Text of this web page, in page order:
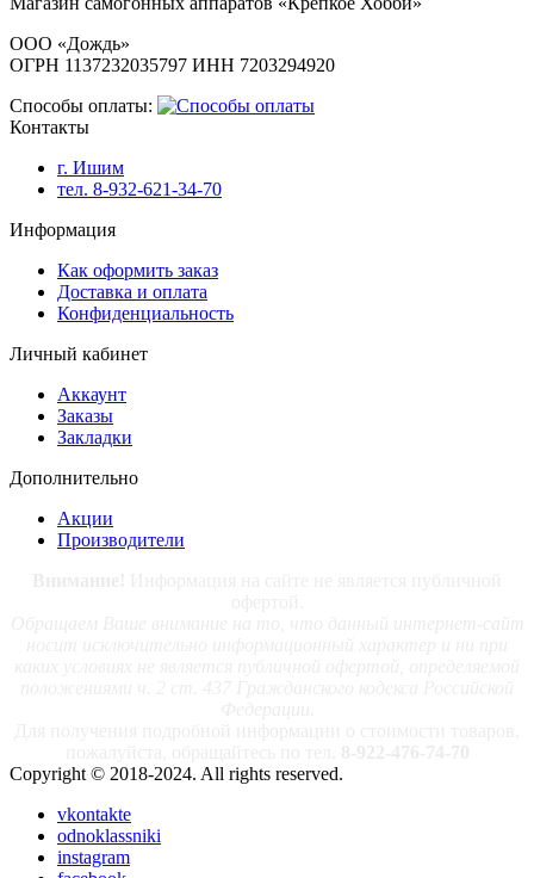
ООО «Дождь»
ОГРН 1137232035797 ИНН 7203294920
Способы оплаты:
Контакты
г. Ишим
тел. 8-932-621-34-70
Информация
Как оформить заказ
Доставка и оплата
Конфиденциальность
Личный кабинет
Аккаунт
Заказы
Закладки
Дополнительно
Акции
Производители
Copyright © 2018-2024. All rights reserved.
vkontakte
odnoklassniki
instagram